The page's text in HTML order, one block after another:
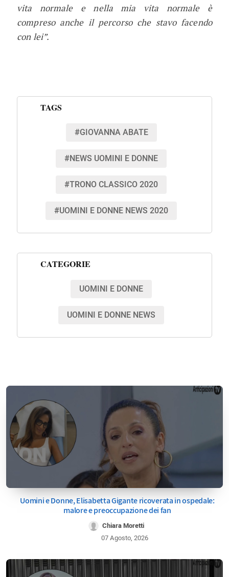
vita normale e nella mia vita normale è
compreso anche il percorso che stavo facendo
con lei”.
TAGS
#GIOVANNA ABATE
#NEWS UOMINI E DONNE
#TRONO CLASSICO 2020
#UOMINI E DONNE NEWS 2020
CATEGORIE
UOMINI E DONNE
UOMINI E DONNE NEWS
Uomini e Donne, Elisabetta Gigante ricoverata in ospedale:
malore e preoccupazione dei fan
Chiara Moretti
07 Agosto, 2026